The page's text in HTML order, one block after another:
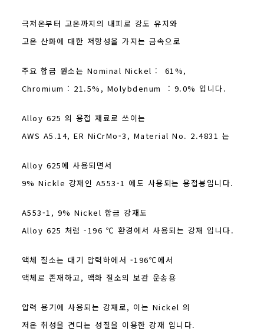
극저온부터 고온까지의 내피로 강도 유지와
고온 산화에 대한 저항성을 가지는 금속으로
주요 합금 원소는 Nominal Nickel : 61%,
Chromium : 21.5%, Molybdenum : 9.0% 입니다.
Alloy 625 의 용접 재료로 쓰이는
AWS A5.14, ER NiCrMo-3, Material No. 2.4831 는
Alloy 625에 사용되면서
9% Nickle 강재인 A553-1 에도 사용되는 용접봉입니다.
A553-1, 9% Nickel 합금 강재도
Alloy 625 처럼 -196 ℃ 환경에서 사용되는 강재 입니다.
액체 질소는 대기 압력하에서 -196℃에서
액체로 존재하고, 액화 질소의 보관 운송용
압력 용기에 사용되는 강재로, 이는 Nickel 의
저온 취성을 견디는 성질을 이용한 강재 입니다.